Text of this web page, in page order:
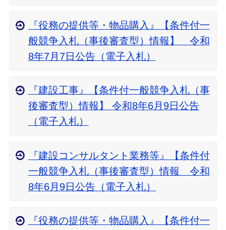
『役務の提供等・物品購入』【条件付一
般競争入札（事後審査型）情報】 令和
8年7月7日公告（電子入札）
『建設工事』【条件付一般競争入札（事
後審査型）情報】 令和8年6月9日公告
（電子入札）
『建設コンサルタント業務等』【条件付
一般競争入札（事後審査型）情報 令和
8年6月9日公告（電子入札）
『役務の提供等・物品購入』【条件付一